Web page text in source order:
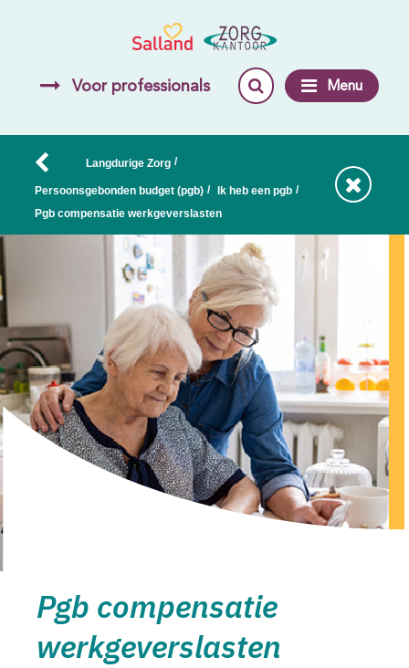
Voor professionals Menu
Langdurige Zorg /
Persoonsgebonden budget (pgb) / Ik heb een pgb /
Pgb compensatie werkgeverslasten
Pgb compensatie
werkgeverslasten